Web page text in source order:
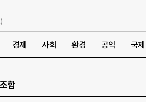
경제 사회 환경 공익 국제
합